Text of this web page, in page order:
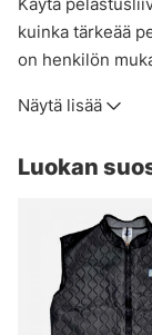
kuinka tärkeää
on henkilön
Näytä lisää
Luokan